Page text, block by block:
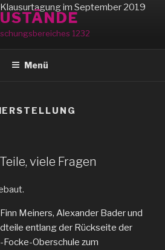
1232
Menü
viele Fragen
Meiners, Alexander Bader und
entlang der Rückseite der
Oberschule zum